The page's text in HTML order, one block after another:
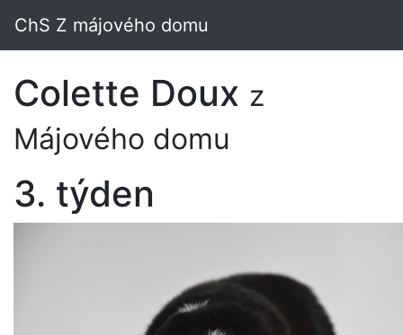
ChS Z májového domu
Colette Doux z
Májového domu
3. týden